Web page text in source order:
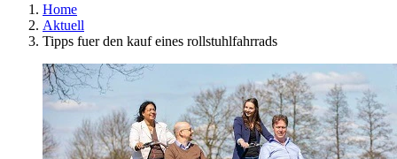
Home
Aktuell
Tipps fuer den kauf eines rollstuhlfahrrads